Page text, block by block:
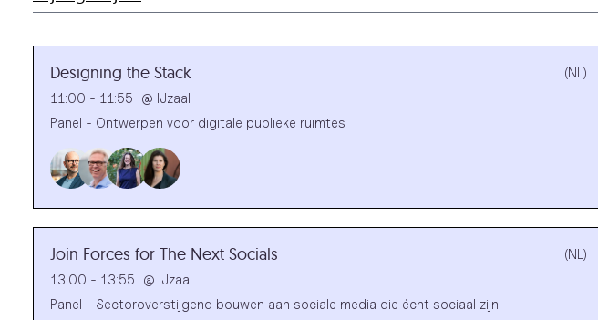
(NL)
Designing the Stack
11:00 - 11:55 @ IJzaal
Panel - Ontwerpen voor digitale publieke ruimtes
(NL)
Join Forces for The Next Socials
13:00 - 13:55 @ IJzaal
Panel - Sectoroverstijgend bouwen aan sociale media die écht sociaal zijn